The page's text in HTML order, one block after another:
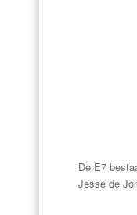
De E7
Jesse de